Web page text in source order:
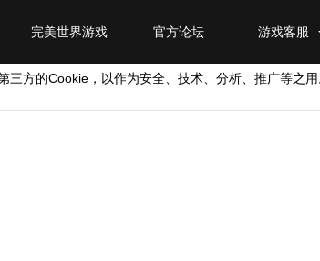
游戏客服
官方论坛
完美世界游戏
三方的Cookie ，以作为安全、技术、分析、推广等之